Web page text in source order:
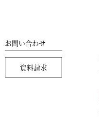
お問い合わせ
資料請求